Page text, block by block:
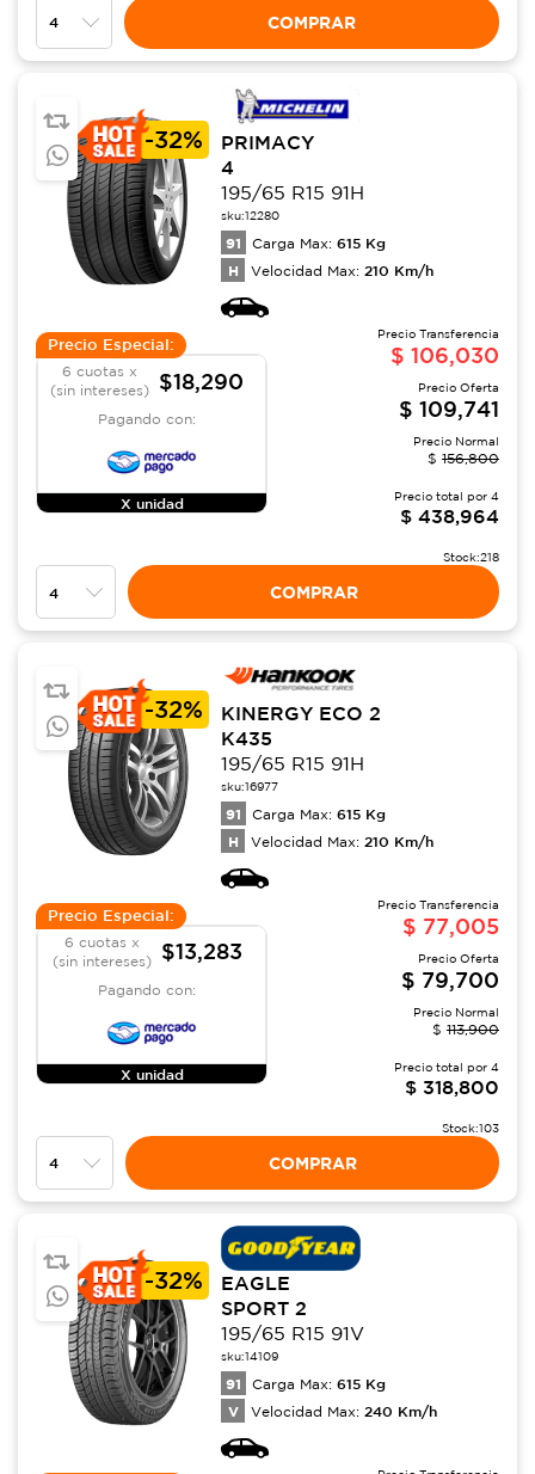
COMPRAR
-32%
PRIMACY
4
195/65 R15 91H
sku:12280
91 Carga Max: 615 Kg
H Velocidad Max: 210 Km/h
Precio Especial:
6 cuotas x
(sin intereses)
$18,290
Pagando con:
X unidad
Precio Transferencia
$ 106,030
Precio Oferta
$ 109,741
Precio Normal
$ 156,800
Precio total por 4
$ 438,964
Stock:218
COMPRAR
-32%
KINERGY ECO 2
K435
195/65 R15 91H
sku:16977
91 Carga Max: 615 Kg
H Velocidad Max: 210 Km/h
Precio Especial:
6 cuotas x
(sin intereses)
$13,283
Pagando con:
X unidad
Precio Transferencia
$ 77,005
Precio Oferta
$ 79,700
Precio Normal
$ 113,900
Precio total por 4
$ 318,800
Stock:103
COMPRAR
-32%
EAGLE
SPORT 2
195/65 R15 91V
sku:14109
91 Carga Max: 615 Kg
V Velocidad Max: 240 Km/h